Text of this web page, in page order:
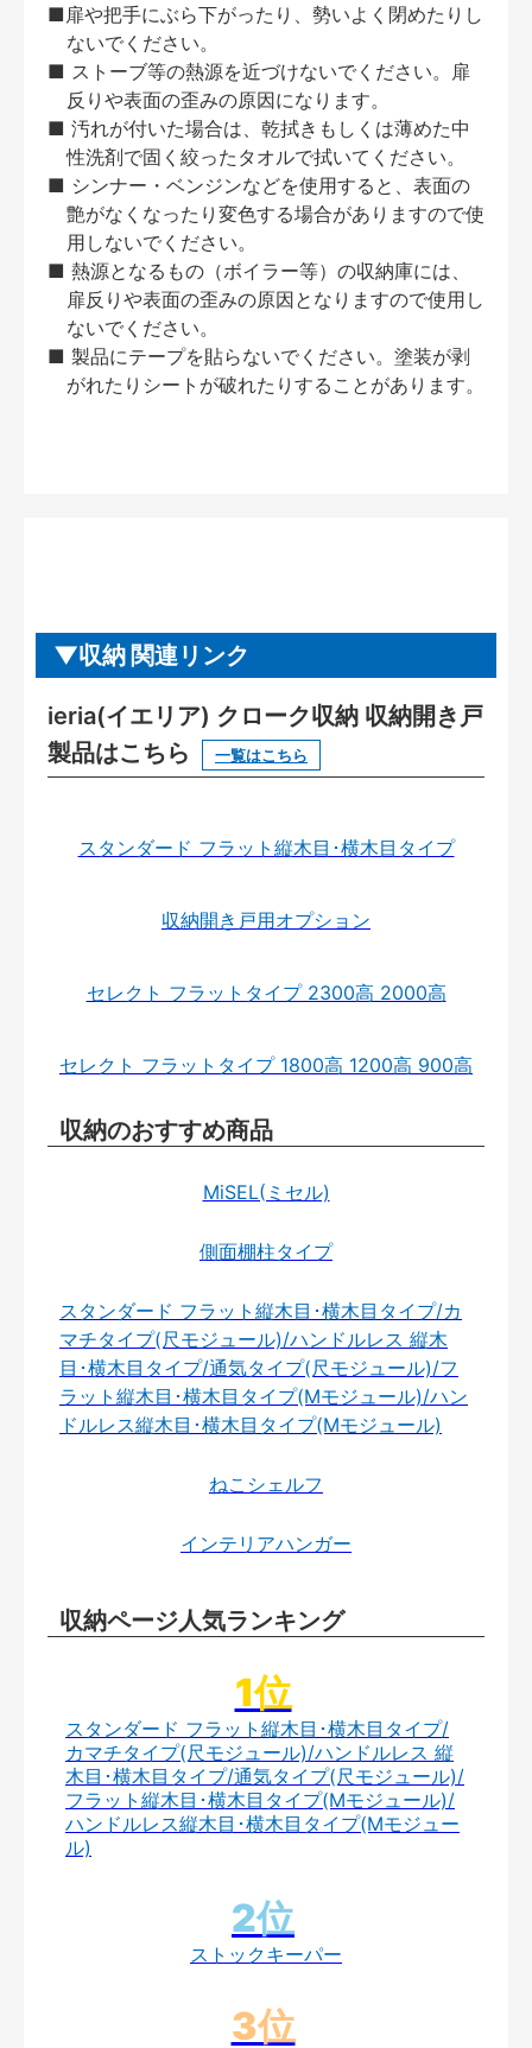
■扉や把手にぶら下がったり、勢いよく閉めたりし
ないでください。
■ ストーブ等の熱源を近づけないでください。扉
反りや表面の歪みの原因になります。
■ 汚れが付いた場合は、乾拭きもしくは薄めた中
性洗剤で固く絞ったタオルで拭いてください。
■ シンナー・ベンジンなどを使用すると、表面の
艶がなくなったり変色する場合がありますので使
用しないでください。
■ 熱源となるもの（ボイラー等）の収納庫には、
扉反りや表面の歪みの原因となりますので使用し
ないでください。
■ 製品にテープを貼らないでください。塗装が剥
がれたりシートが破れたりすることがあります。
収納 関連リンク
ieria(イエリア) クローク収納 収納開き戸
製品はこちら
一覧はこちら
スタンダード フラット縦木目･横木目タイプ
収納開き戸用オプション
セレクト フラットタイプ 2300高 2000高
セレクト フラットタイプ 1800高 1200高 900高
収納のおすすめ商品
MiSEL(ミセル)
側面棚柱タイプ
スタンダード フラット縦木目･横木目タイプ/カ
マチタイプ(尺モジュール)/ハンドルレス 縦木
目･横木目タイプ/通気タイプ(尺モジュール)/フ
ラット縦木目･横木目タイプ(Mモジュール)/ハン
ドルレス縦木目･横木目タイプ(Mモジュール)
ねこシェルフ
インテリアハンガー
収納ページ人気ランキング
スタンダード フラット縦木目･横木目タイプ/
カマチタイプ(尺モジュール)/ハンドルレス 縦
木目･横木目タイプ/通気タイプ(尺モジュール)/
フラット縦木目･横木目タイプ(Mモジュール)/
ハンドルレス縦木目･横木目タイプ(Mモジュー
ル)
ストックキーパー